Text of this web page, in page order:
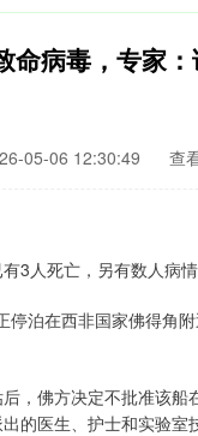
病毒，专家
05-06 12:30:49 查
3人死亡，另有数人病情
泊在西非国家佛得角
，佛方决定不批准该船
的医生、护士和实验室